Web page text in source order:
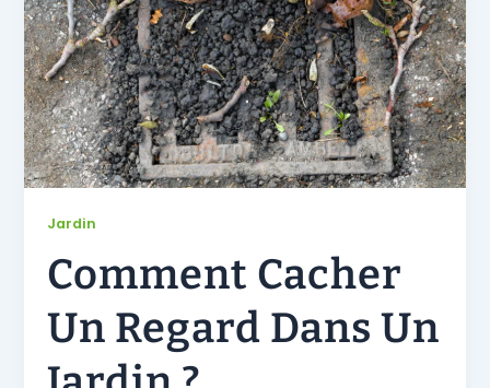
Jardin
Comment Cacher
Un Regard Dans Un